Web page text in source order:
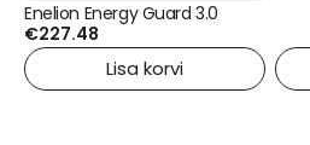
Enelion Energy Guard 3.0
€227.48
Lisa korvi